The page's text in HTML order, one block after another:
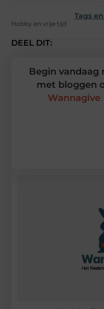
Tags
Hobby en vrije tijd
DEEL DIT:
Begin vandaag
met bloggen
Wannagive